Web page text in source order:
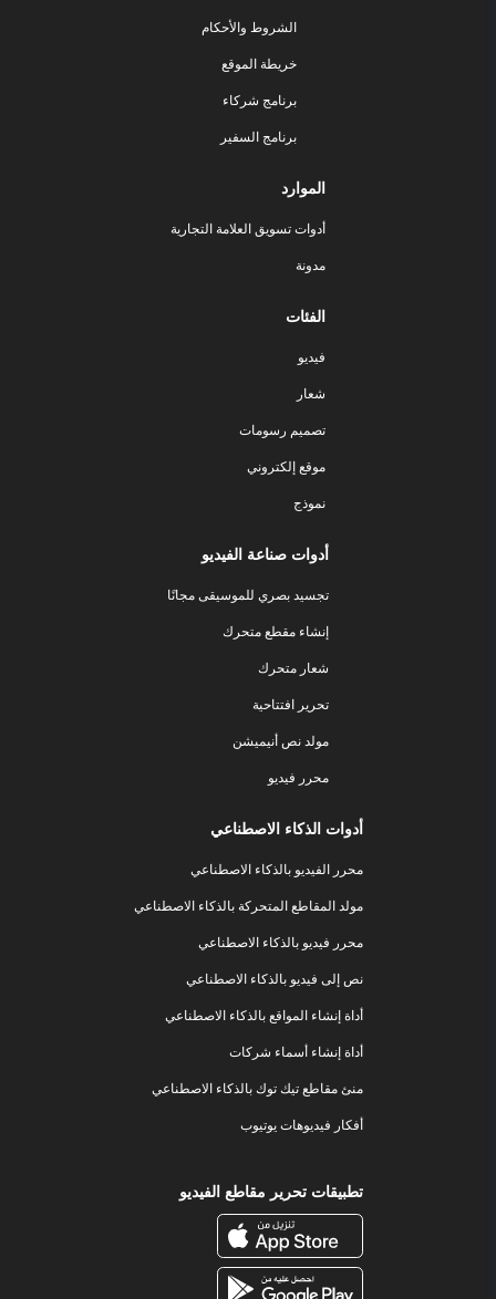
الشروط والأحكام
خريطة الموقع
برنامج شركاء
برنامج السفير
الموارد
أدوات تسويق العلامة التجارية
مدونة
الفئات
فيديو
شعار
تصميم رسومات
موقع إلكتروني
نموذج
أدوات صناعة الفيديو
تجسيد بصري للموسيقى مجانًا
إنشاء مقطع متحرك
شعار متحرك
تحرير افتتاحية
مولد نص أنيميشن
محرر فيديو
أدوات الذكاء الاصطناعي
محرر الفيديو بالذكاء الاصطناعي
مولد المقاطع المتحركة بالذكاء الاصطناعي
محرر فيديو بالذكاء الاصطناعي
نص إلى فيديو بالذكاء الاصطناعي
أداة إنشاء المواقع بالذكاء الاصطناعي
أداة إنشاء أسماء شركات
منئ مقاطع تيك توك بالذكاء الاصطناعي
أفكار فيديوهات يوتيوب
تطبيقات تحرير مقاطع الفيديو